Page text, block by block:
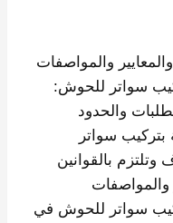
والمواصفات
سواتر للحوش:
والحدود
بتركيب سواتر
بالقوانين
والمواصفات
سواتر للحوش في